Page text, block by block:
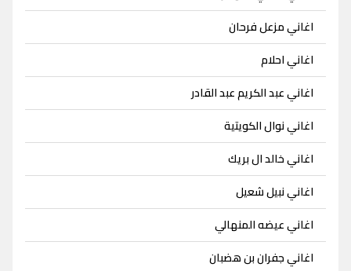
اغاني مزعل فرحان
اغاني احلام
اغاني عبد الكريم عبد القادر
اغاني نوال الكويتية
اغاني خالد ال بريك
اغاني نبيل شعيل
اغاني عيضه المنهالي
اغاني جفران بن هضبان